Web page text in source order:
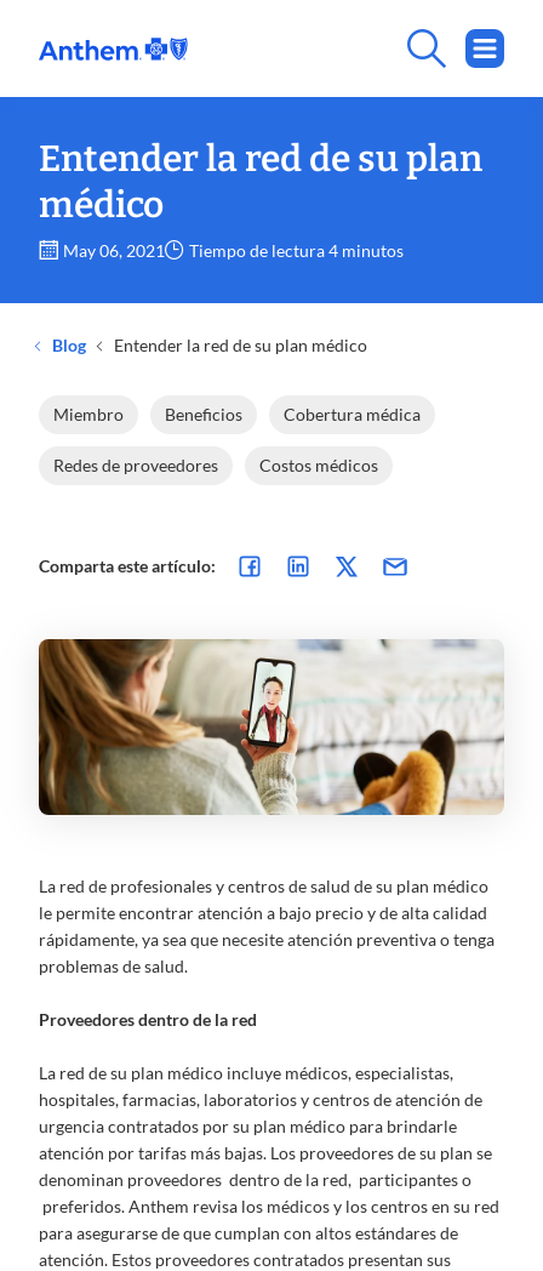
Entender la red de su plan
médico
May 06, 2021 Tiempo de lectura 4 minutos
Blog Entender la red de su plan médico
Miembro Beneficios Cobertura médica
Redes de proveedores Costos médicos
Comparta este artículo:
La red de profesionales y centros de salud de su plan médico
le permite encontrar atención a bajo precio y de alta calidad
rápidamente, ya sea que necesite atención preventiva o tenga
problemas de salud.
Proveedores dentro de la red
La red de su plan médico incluye médicos, especialistas,
hospitales, farmacias, laboratorios y centros de atención de
urgencia contratados por su plan médico para brindarle
atención por tarifas más bajas. Los proveedores de su plan se
denominan proveedores dentro de la red, participantes o
preferidos. Anthem revisa los médicos y los centros en su red
para asegurarse de que cumplan con altos estándares de
atención. Estos proveedores contratados presentan sus